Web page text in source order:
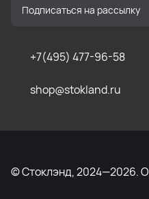
+7(495) 477-96-58
shop@stokland.ru
© Стоклэнд, 2024—2026.